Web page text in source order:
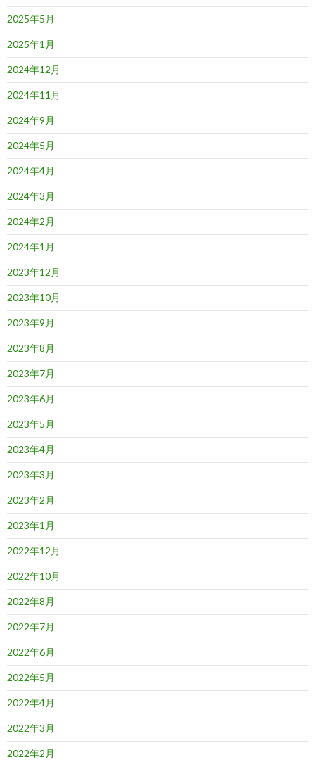
2025年5月
2025年1月
2024年12月
2024年11月
2024年9月
2024年5月
2024年4月
2024年3月
2024年2月
2024年1月
2023年12月
2023年10月
2023年9月
2023年8月
2023年7月
2023年6月
2023年5月
2023年4月
2023年3月
2023年2月
2023年1月
2022年12月
2022年10月
2022年8月
2022年7月
2022年6月
2022年5月
2022年4月
2022年3月
2022年2月